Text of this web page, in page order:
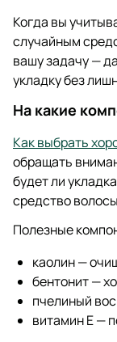
Когда вы
случайным
вашу задачу —
укладку без
На какие
Как выбрать
обращать
будет ли
средство
Полезные
каолин —
бентонит —
пчелиный
витамин Е —